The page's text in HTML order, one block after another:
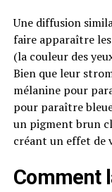
Une diffusion
faire apparaître
(la couleur des
Bien que leur
mélanine pour
pour paraître
un pigment brun
créant un effet de
Comment